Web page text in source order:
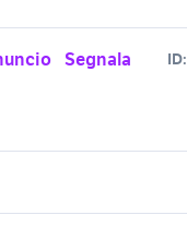
Segnala ID:
captur torino